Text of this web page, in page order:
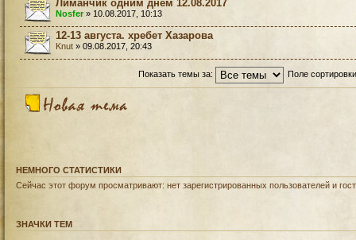
Лиманчик одним днём 12.08.2017
Nosfer» 10.08.2017, 10:13
12-13 августа. хребет Хазарова
Knut » 09.08.2017, 20:43
Показать темы за: Поле
НЕМНОГО СТАТИСТИКИ
Сейчас этот форум просматривают: нет зарегистрированных пользователей и
ЗНАЧКИ ТЕМ